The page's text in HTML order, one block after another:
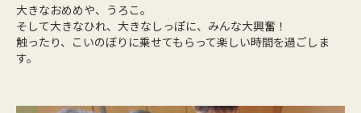
大きなおめめや、うろこ。
そして大きなひれ、大きなしっぽに、みんな大興奮！
触ったり、こいのぼりに乗せてもらって楽しい時間を過ごしま
す。